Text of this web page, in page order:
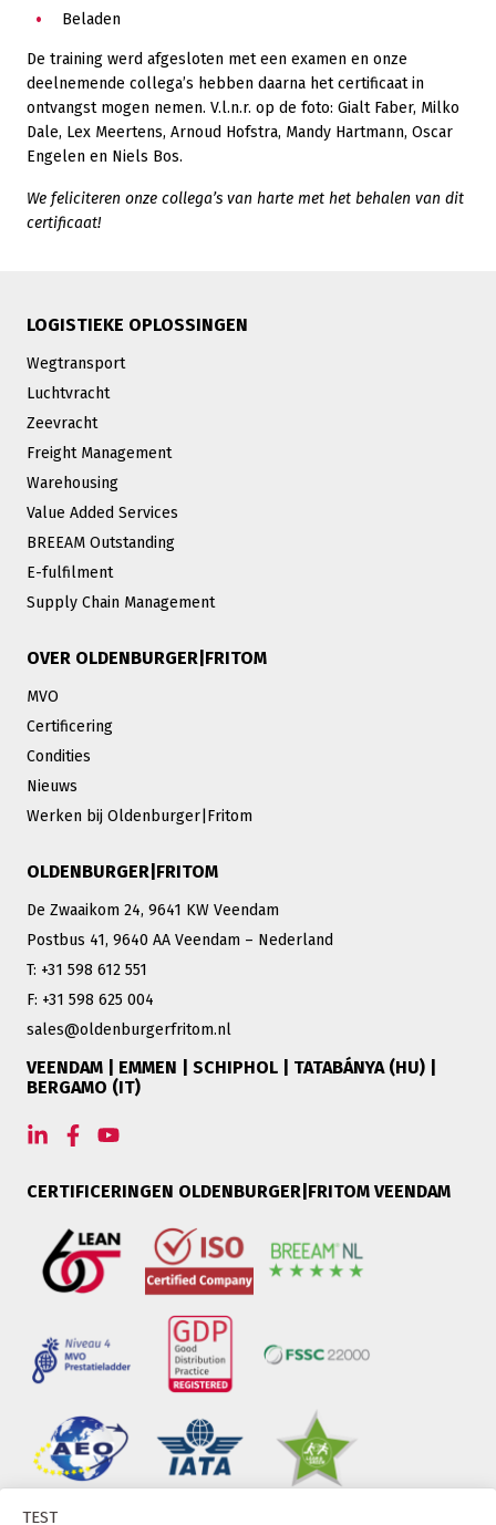
TEST
Beladen
De training werd afgesloten met een examen en onze
deelnemende collega’s hebben daarna het certificaat in
ontvangst mogen nemen. V.l.n.r. op de foto: Gialt Faber, Milko
Dale, Lex Meertens, Arnoud Hofstra, Mandy Hartmann, Oscar
Engelen en Niels Bos.
We feliciteren onze collega’s van harte met het behalen van dit
certificaat!
LOGISTIEKE OPLOSSINGEN
Wegtransport
Luchtvracht
Zeevracht
Freight Management
Warehousing
Value Added Services
BREEAM Outstanding
E-fulfilment
Supply Chain Management
OVER OLDENBURGER|FRITOM
MVO
Certificering
Condities
Nieuws
Werken bij Oldenburger|Fritom
OLDENBURGER|FRITOM
De Zwaaikom 24, 9641 KW Veendam
Postbus 41, 9640 AA Veendam – Nederland
T: +31 598 612 551
F: +31 598 625 004
sales@oldenburgerfritom.nl
VEENDAM | EMMEN | SCHIPHOL | TATABÁNYA (HU) |
BERGAMO (IT)
CERTIFICERINGEN OLDENBURGER|FRITOM VEENDAM